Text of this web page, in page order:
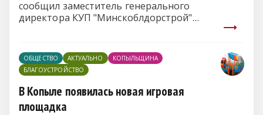
сообщил заместитель генерального
директора КУП "Минскоблдорстрой"
автомобильных дорог Минска и
Минской области к весне. Ремонт и
содержание улично-дорожной сети"
в пресс-центреБЕЛТА.
ОБЩЕСТВО АКТУАЛЬНО
КОПЫЛЬЩИНА
БЛАГОУСТРОЙСТВО
В Копыле появилась новая игровая
площадка